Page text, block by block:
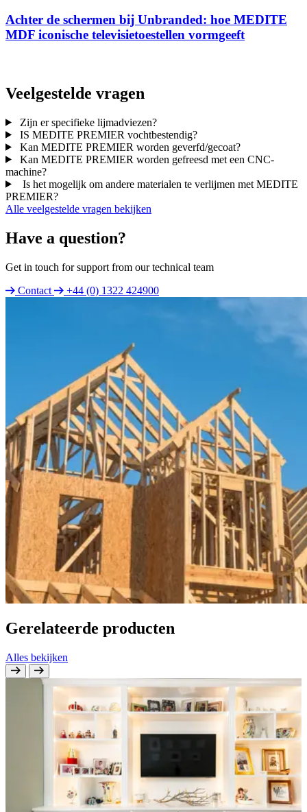
Achter de schermen bij Unbranded: hoe MEDITE
MDF iconische televisietoestellen vormgeeft
Veelgestelde vragen
Zijn er specifieke lijmadviezen?
IS MEDITE PREMIER vochtbestendig?
Kan MEDITE PREMIER worden geverfd/gecoat?
Kan MEDITE PREMIER worden gefreesd met een CNC-
machine?
Is het mogelijk om andere materialen te verlijmen met MEDITE
PREMIER?
Alle veelgestelde vragen bekijken
Have a question?
Get in touch for support from our technical team
Contact
+44 (0) 1322 424900
Gerelateerde producten
Alles bekijken